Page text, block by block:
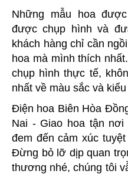
Những mẫu hoa
được chụp hình và
khách hàng chỉ cần
hoa mà mình thích
chụp hình thực tế,
nhất về màu sắc và
Điện hoa Biên Hòa
Nai - Giao hoa tận
đem đến cảm xúc
Đừng bỏ lỡ dịp quan
thương nhé, chúng tôi